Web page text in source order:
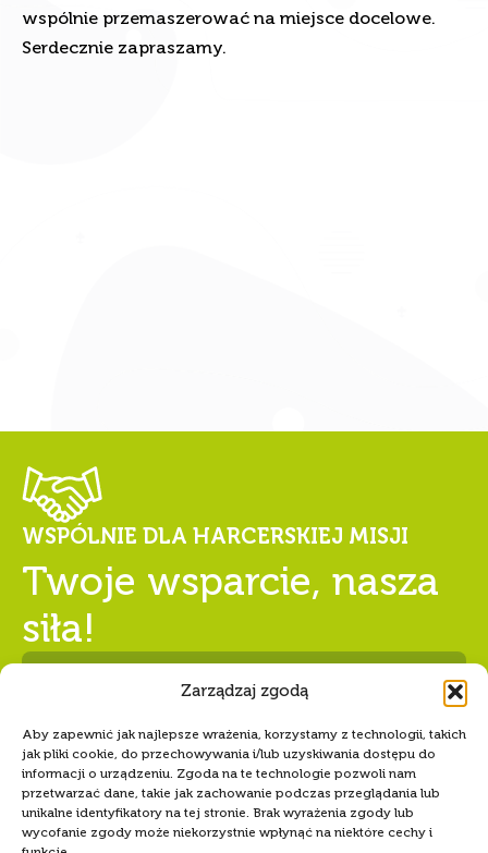
Aby zapewnić jak najlepsze wrażenia, korzystamy z technologii, takich
jak pliki cookie, do przechowywania i/lub uzyskiwania dostępu do
informacji o urządzeniu. Zgoda na te technologie pozwoli nam
przetwarzać dane, takie jak zachowanie podczas przeglądania lub
wycofanie zgody może niekorzystnie wpłynąć na niektóre cechy i
Akceptuję
Odmów
wspólnie przemaszerować na miejsce docelowe.
Serdecznie zapraszamy.
WSPÓLNIE DLA HARCERSKIEJ MISJI
Twoje wsparcie, nasza
siła!
Numer konta Hufca ZHP Tczew
8589